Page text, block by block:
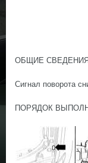
ОБЩИЕ СВЕДЕНИЯ
Сигнал поворота
ПОРЯДОК